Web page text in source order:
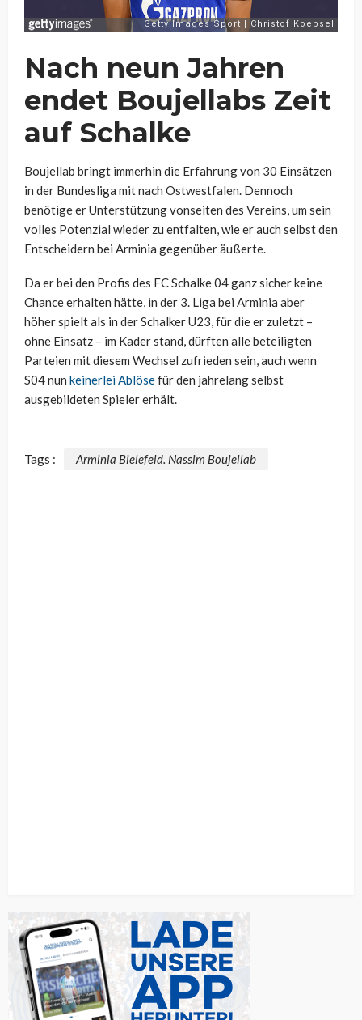
Nach neun Jahren
endet Boujellabs Zeit
auf Schalke
Boujellab bringt immerhin die Erfahrung von 30 Einsätzen
in der Bundesliga mit nach Ostwestfalen. Dennoch
benötige er Unterstützung vonseiten des Vereins, um sein
volles Potenzial wieder zu entfalten, wie er auch selbst den
Entscheidern bei Arminia gegenüber äußerte.
Da er bei den Profis des FC Schalke 04 ganz sicher keine
Chance erhalten hätte, in der 3. Liga bei Arminia aber
höher spielt als in der Schalker U23, für die er zuletzt –
ohne Einsatz – im Kader stand, dürften alle beteiligten
Parteien mit diesem Wechsel zufrieden sein, auch wenn
S04 nun keinerlei Ablösefür den jahrelang selbst
ausgebildeten Spieler erhält.
Tags : Arminia Bielefeld. Nassim Boujellab